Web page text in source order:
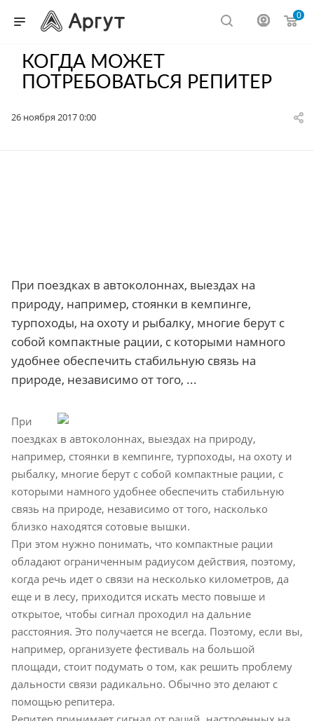
0
КОГДА МОЖЕТ
ПОТРЕБОВАТЬСЯ РЕПИТЕР
26 ноября 2017 0:00
При поездках в автоколоннах, выездах на
природу, например, стоянки в кемпинге,
турпоходы, на охоту и рыбалку, многие берут с
собой компактные рации, с которыми намного
удобнее обеспечить стабильную связь на
природе, независимо от того, ...
При
поездках в автоколоннах, выездах на природу,
например, стоянки в кемпинге, турпоходы, на охоту и
рыбалку, многие берут с собой компактные рации, с
которыми намного удобнее обеспечить стабильную
связь на природе, независимо от того, насколько
близко находятся сотовые вышки.
При этом нужно понимать, что компактные рации
обладают ограниченным радиусом действия, поэтому,
когда речь идет о связи на несколько километров, да
еще и в лесу, приходится искать место повыше и
открытое, чтобы сигнал проходил на дальние
расстояния. Это получается не всегда. Поэтому, если вы,
например, организуете фестиваль на большой
площади, стоит подумать о том, как решить проблему
дальности связи радикально. Обычно это делают с
помощью репитера.